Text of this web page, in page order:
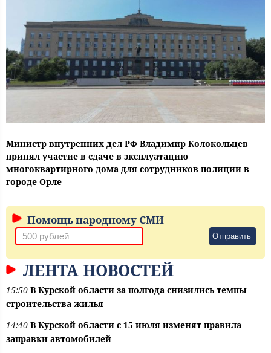
Министр внутренних дел РФ Владимир Колокольцев
принял участие в сдаче в эксплуатацию
многоквартирного дома для сотрудников полиции в
городе Орле
Помощь народному СМИ
Отправить
ЛЕНТА НОВОСТЕЙ
15:50 В Курской области за полгода снизились темпы
строительства жилья
14:40 В Курской области с 15 июля изменят правила
заправки автомобилей